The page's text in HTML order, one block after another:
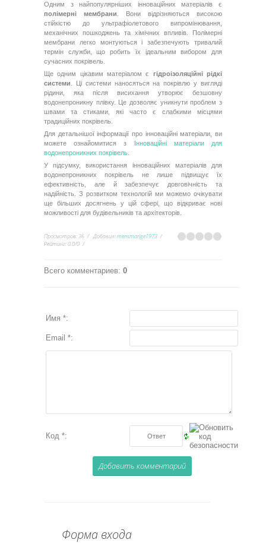
Одним з найпопулярніших інноваційних матеріалів є
полімерні мембрани . Вони відрізняються високою
стійкістю до ультрафіолетового випромінювання,
механічних пошкоджень та хімічних впливів. Полімерні
мембрани легко монтуються і забезпечують тривалий
термін служби, що робить їх ідеальним вибором для
сучасних покрівель.
Ще одним цікавим матеріалом є гідроізоляційні рідкі
системи . Ці системи наносяться на покрівлю у вигляді
рідини, яка після висихання утворює безшовну
водонепроникну плівку. Це дозволяє уникнути проблем з
швами та стиками, які часто є слабкими місцями
традиційних покрівель.
Для детальнішої інформації про інноваційні матеріали, ви
можете ознайомитися з
Інноваційні матеріали для
водонепроникних покрівель
У підсумку, використання інноваційних матеріалів для
водонепроникних покрівель не лише підвищує їх
ефективність, але й забезпечує довговічність та
надійність. З розвитком технологій ми можемо очікувати
ще більших досягнень у цій сфері, що відкриває нові
можливості для будівельників та архітекторів.
Просмотров:36 Добавил:mensmarige1973
Рейтинг:0.0/0
Всего комментариев: 0
Имя *:
Email *:
Код *:
Форма входа